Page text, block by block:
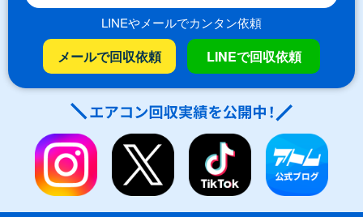
LINEやメールでカンタン依頼
メールで回収依頼 LINEで回収依頼